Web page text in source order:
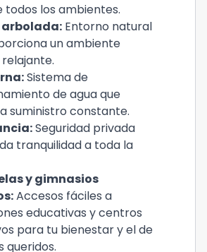
todos los ambientes.
arbolada: Entorno natural
un ambiente
Sistema de
de agua que
suministro constante.
Seguridad privada
tranquilidad a toda la
y gimnasios
Accesos fáciles a
educativas y centros
para tu bienestar y el de
queridos.